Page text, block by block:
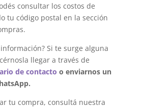
consultar los costos de
tu código postal en la sección
Si te surge alguna
llegar a través de
de contacto o enviarnos un
tu compra, consultá nuestra